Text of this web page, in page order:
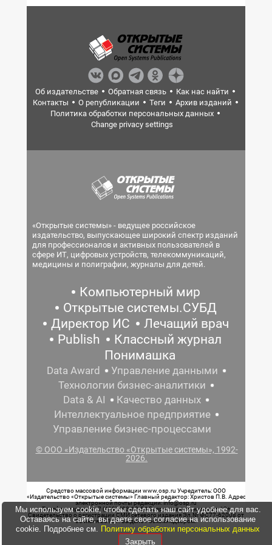
Об издательстве Обратная связь
Как нас найти
Контакты
О републикации Теги
Архив изданий
Политика обработки персональных данных
Change privacy settings
«Открытые системы» - ведущее российское
издательство, выпускающее широкий спектр изданий
для профессионалов и активных пользователей в
сфере ИТ, цифровых устройств, телекоммуникаций,
медицины и полиграфии, журналы для детей.
Компьютерный мир
Открытые системы.СУБД
Директор ИС
Лечащий врач
Publish
Классный журнал
Понимашка
Data Award
Управление данными
Технологии бизнес-аналитики
Data & AI
Качество данных
Интеллектуальное предприятие
Управление бизнес-процессами
© ООО «Издательство «Открытые системы», 1992-
2026.
Средство массовой информации www.osp.ru Учредитель: ООО
«Издательство «Открытые системы» Главный редактор: Христов П.В. Адрес
электронной почты редакции: info@osp.ru
Телефон редакции: 7 (499) 703-18-54 Возрастная маркировка: 12+
Свидетельство о регистрации СМИ сетевого издания Эл.№ ФС77-62008 от
05 июня 2015 г. выдано Роскомнадзором.
Мы используем cookie, чтобы сделать наш сайт удобнее для вас.
Оставаясь на сайте, вы даете свое согласие на использование
cookie. Подробнее см. Политику обработки персональных данных
Закрыть